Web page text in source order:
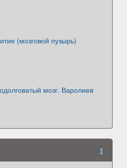
(мозговой пузырь)
мозг. Варолиев